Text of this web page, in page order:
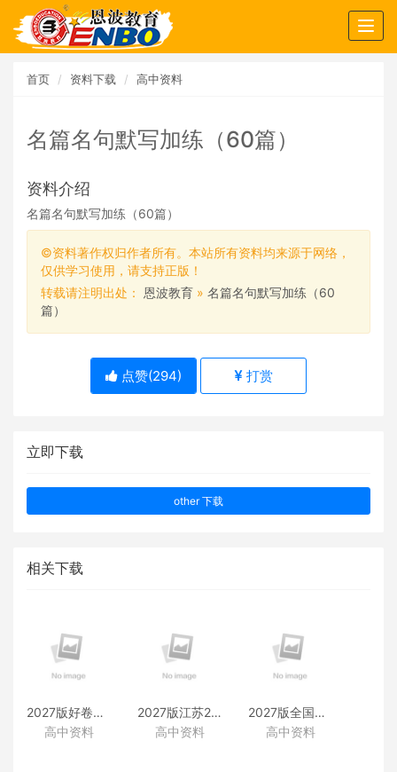
首页 资料下载 高中资料
名篇名句默写加练（60篇）
资料介绍
名篇名句默写加练（60篇）
©资料著作权归作者所有。本站所有资料均来源于网络，
仅供学习使用，请支持正版！
转载请注明出处： 恩波教育 » 名篇名句默写加练（60
篇）
点赞(294) 打赏
立即下载
other 下载
相关下载
2027版好卷速递附赠资料
高中资料
2027版江苏28套附赠资料
高中资料
2027版全国38套附赠资料
高中资料